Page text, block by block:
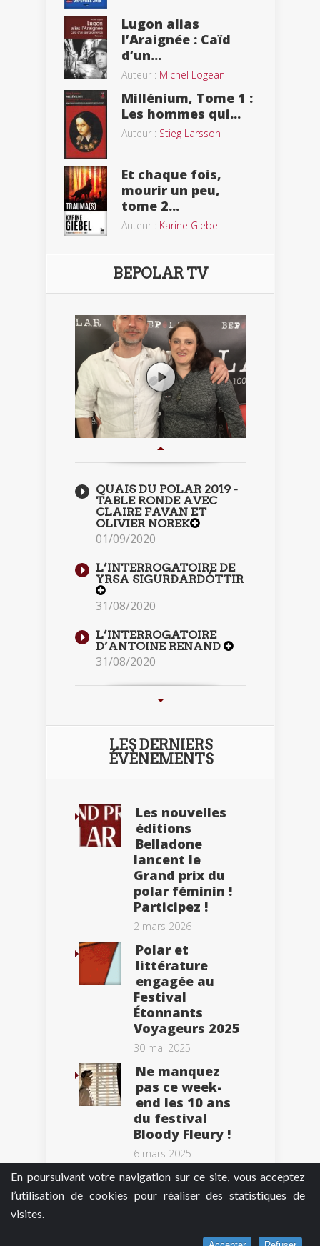
En poursuivant votre navigation sur ce site, vous acceptez
l’utilisation de cookies pour réaliser des statistiques de
visites.
Lugon alias
l’Araignée : Caïd
d’un...
Auteur : Michel Logean
Millénium, Tome 1 :
Les hommes qui...
Auteur : Stieg Larsson
Et chaque fois,
mourir un peu,
tome 2...
Auteur : Karine Giebel
BEPOLAR TV
QUAIS DU POLAR 2019 -
TABLE RONDE AVEC
CLAIRE FAVAN ET
OLIVIER NOREK
01/09/2020
L’INTERROGATOIRE DE
YRSA SIGURÐARDÓTTIR
31/08/2020
L’INTERROGATOIRE
D’ANTOINE RENAND
31/08/2020
LES DERNIERS
ÉVÈNEMENTS
Les nouvelles
éditions
Belladone
lancent le
Grand prix du
polar féminin !
Participez !
2 mars 2026
Polar et
littérature
engagée au
Festival
Étonnants
Voyageurs 2025
30 mai 2025
Ne manquez
pas ce week-
end les 10 ans
du festival
Bloody Fleury !
6 mars 2025